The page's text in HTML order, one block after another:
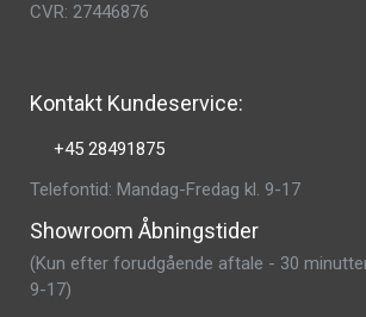
CVR: 27446876
Kontakt Kundeservice:
+45 28491875
Telefontid: Mandag-Fredag kl. 9-17
Showroom Åbningstider
(Kun efter forudgående aftale - 30
9-17)